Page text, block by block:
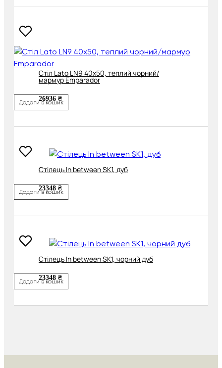
Cтіл Lato LN9 40х50, теплий чорний/
мармур Emparador
26936 ₴
Додати в кошик
Cтілець In between SK1, дуб
23348 ₴
Додати в кошик
Cтілець In between SK1, чорний дуб
23348 ₴
Додати в кошик